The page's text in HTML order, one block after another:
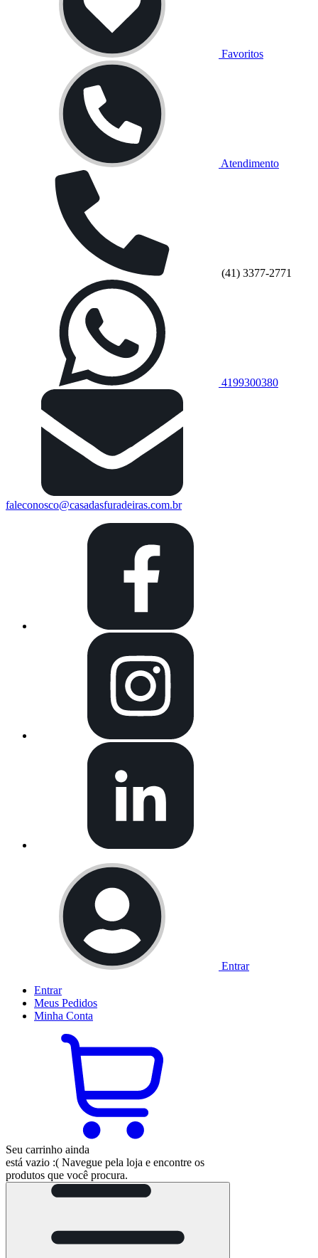
Favoritos
Atendimento
(41) 3377-2771
4199300380
faleconosco@casadasfuradeiras.com.br
Entrar
Entrar
Meus Pedidos
Minha Conta
Seu carrinho ainda
está vazio :( Navegue pela loja e encontre os
produtos que você procura.